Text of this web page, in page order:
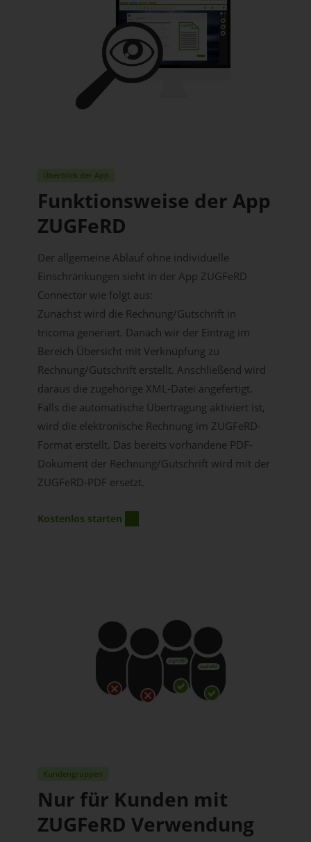
Überblick der App
Funktionsweise der App
ZUGFeRD
Der allgemeine Ablauf ohne individuelle
Einschränkungen sieht in der App ZUGFeRD
Connector wie folgt aus:
Zunächst wird die Rechnung/Gutschrift in
tricoma generiert. Danach wir der Eintrag im
Bereich Übersicht mit Verknüpfung zu
Rechnung/Gutschrift erstellt. Anschließend wird
daraus die zugehörige XML-Datei angefertigt.
Falls die automatische Übertragung aktiviert ist,
wird die elektronische Rechnung im ZUGFeRD-
Format erstellt. Das bereits vorhandene PDF-
Dokument der Rechnung/Gutschrift wird mit der
ZUGFeRD-PDF ersetzt.
Kostenlos starten
Kundengruppen
Nur für Kunden mit
ZUGFeRD Verwendung